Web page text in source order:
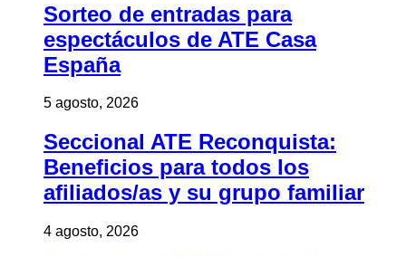
Sorteo de entradas para
espectáculos de ATE Casa
España
5 agosto, 2026
Seccional ATE Reconquista:
Beneficios para todos los
afiliados/as y su grupo familiar
4 agosto, 2026